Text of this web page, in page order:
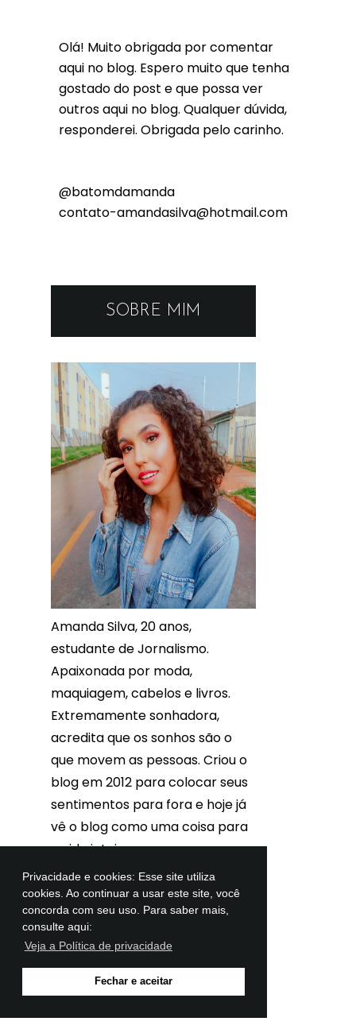
Privacidade e cookies: Esse site utiliza
cookies. Ao continuar a usar este site, você
concorda com seu uso. Para saber mais,
consulte aqui:
Veja a Política de privacidade
Fechar e aceitar
Olá! Muito obrigada por comentar
aqui no blog. Espero muito que tenha
gostado do post e que possa ver
outros aqui no blog. Qualquer dúvida,
responderei. Obrigada pelo carinho.
@batomdamanda
contato-amandasilva@hotmail.com
SOBRE MIM
Amanda Silva, 20 anos,
estudante de Jornalismo.
Apaixonada por moda,
maquiagem, cabelos e livros.
Extremamente sonhadora,
acredita que os sonhos são o
que movem as pessoas. Criou o
blog em 2012 para colocar seus
sentimentos para fora e hoje já
vê o blog como uma coisa para
a vida inteira.
MEUS AMORES